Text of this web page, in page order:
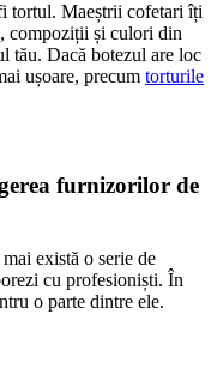
tortul. Maeștrii cofetari îți
compoziții și culori din
tău. Dacă botezul are loc
ușoare, precum torturile
furnizorilor de
există o serie de
cu profesioniști. În
o parte dintre ele.